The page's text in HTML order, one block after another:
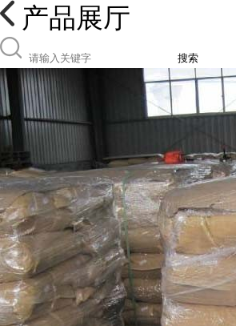
产品展厅
搜索